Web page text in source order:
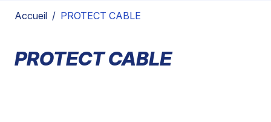
Accueil / PROTECT CABLE
PROTECT CABLE